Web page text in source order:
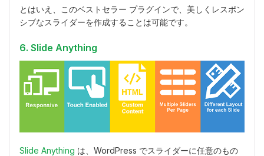
とはいえ、このベストセラー プラグインで、美しくレスポン
シブなスライダーを作成することは可能です。
6. Slide Anything
Slide Anything は、WordPress でスライダーに任意のもの